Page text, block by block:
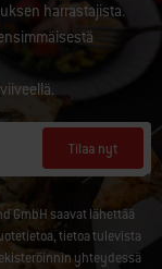
harrastajista.
Tilaa nyt
GmbH saavat lähettää
tietoa tulevista
yhteydessä